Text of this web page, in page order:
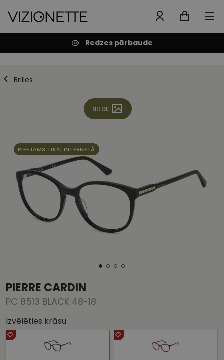
Redzes pārbaude
Brilles
BILDE
PIEEJAMS TIKAI INTERNETĀ
PIERRE CARDIN
PC 8513 BLACK 48-18
Izvēlēties krāsu